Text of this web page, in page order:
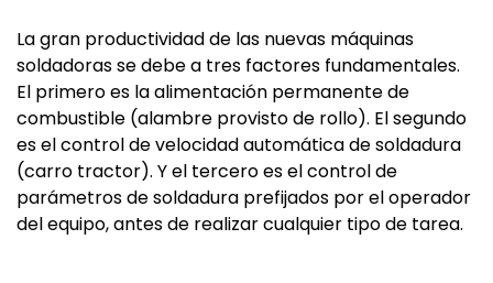
La gran productividad de las nuevas máquinas
soldadoras se debe a tres factores fundamentales.
El primero es la alimentación permanente de
combustible (alambre provisto de rollo). El segundo
es el control de velocidad automática de soldadura
(carro tractor). Y el tercero es el control de
parámetros de soldadura prefijados por el operador
del equipo, antes de realizar cualquier tipo de tarea.